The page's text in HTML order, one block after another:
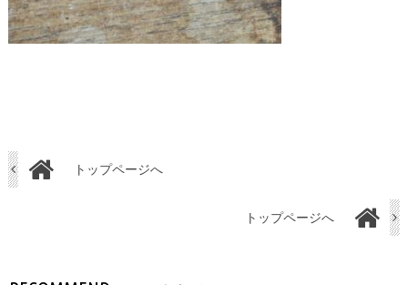
トップページへ
トップページへ